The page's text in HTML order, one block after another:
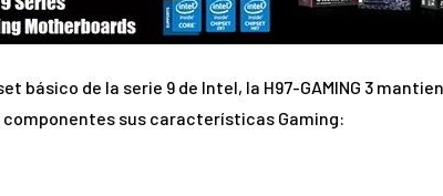
básico de la serie 9 de Intel, la H97-GAMING 3
sus características Gaming: